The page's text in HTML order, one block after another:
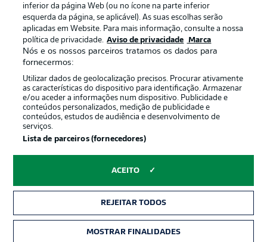
Jogadores
© 2026 Bundesliga-Gruppe GmbH
Escolha seu idioma
Modo de visualização
inferior da página Web (ou no ícone na parte inferior
esquerda da página, se aplicável). As suas escolhas serão
aplicadas em Website. Para mais informação, consulte a nossa
política de privacidade. Aviso de privacidade Marca
Nós e os nossos parceiros tratamos os dados para
fornecermos:
Utilizar dados de geolocalização precisos. Procurar ativamente
as características do dispositivo para identificação. Armazenar
e/ou aceder a informações num dispositivo. Publicidade e
conteúdos personalizados, medição de publicidade e
conteúdos, estudos de audiência e desenvolvimento de
serviços.
Lista de parceiros (fornecedores)
ACEITO
REJEITAR TODOS
MOSTRAR FINALIDADES